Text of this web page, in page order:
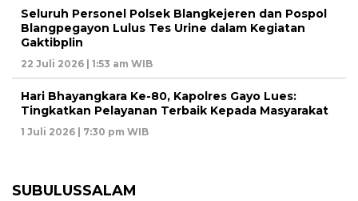
Seluruh Personel Polsek Blangkejeren dan Pospol
Blangpegayon Lulus Tes Urine dalam Kegiatan
Gaktibplin
22 Juli 2026 | 1:53 am WIB
Hari Bhayangkara Ke-80, Kapolres Gayo Lues:
Tingkatkan Pelayanan Terbaik Kepada Masyarakat
1 Juli 2026 | 7:30 pm WIB
SUBULUSSALAM